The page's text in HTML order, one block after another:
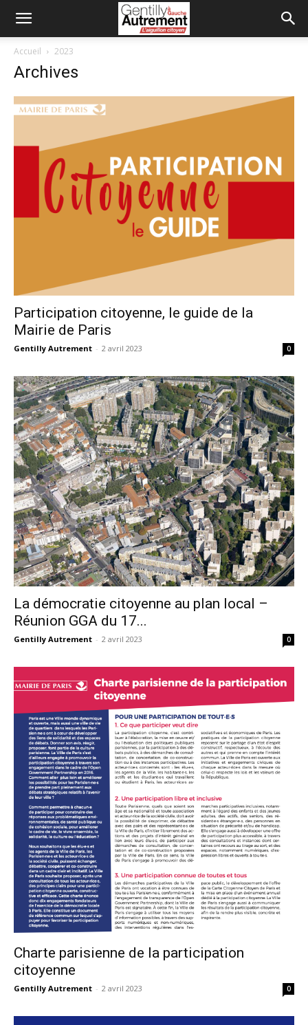
Accueil 2023
Archives
Participation citoyenne, le guide de la
Mairie de Paris
Gentilly Autrement - 2 avril 2023 0
La démocratie citoyenne au plan local –
Réunion GGA du 17...
Gentilly Autrement - 2 avril 2023 0
Charte parisienne de la participation
citoyenne
Gentilly Autrement - 2 avril 2023 0